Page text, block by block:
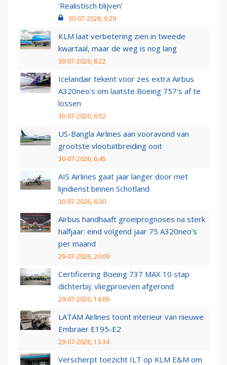
‘Realistisch blijven’
30-07-2026, 9:29
KLM laat verbetering zien in tweede
kwartaal, maar de weg is nog lang
30-07-2026, 8:22
Icelandair tekent voor zes extra Airbus
A320neo's om laatste Boeing 757's af te
lossen
30-07-2026, 6:52
US-Bangla Airlines aan vooravond van
grootste vlootuitbreiding ooit
30-07-2026, 6:45
AIS Airlines gaat jaar langer door met
lijndienst binnen Schotland
30-07-2026, 6:30
Airbus handhaaft groeiprognoses na sterk
halfjaar: eind volgend jaar 75 A320neo’s
per maand
29-07-2026, 20:09
Certificering Boeing 737 MAX 10 stap
dichterbij: vliegproeven afgerond
29-07-2026, 14:09
LATAM Airlines toont interieur van nieuwe
Embraer E195-E2
29-07-2026, 13:34
Verscherpt toezicht ILT op KLM E&M om